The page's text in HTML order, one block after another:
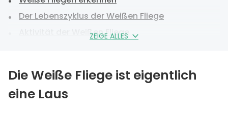
ZEIGE ALLES
Der Lebenszyklus der Weißen Fliege
Aktivität der Weißen Fliege
Weiße Fliegen Befall vorbeugen
Mottenschildläuse und Ameisen – ein tolles
Die Weiße Fliege ist eigentlich
eine Laus